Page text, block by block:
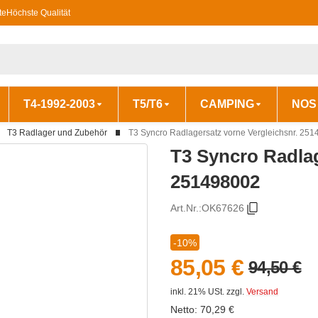
Höchste Qualität
T4-1992-2003 T5/T6 CAMPING NOS
T3 Radlager und Zubehör T3 Syncro Radlagersatz vorne Vergleichsnr.
T3 Syncro
251498002
Art.Nr.:OK67626
-10%
85,05 € 94,50 €
inkl. 21% USt. zzgl. Versand
Netto: 70,29 €